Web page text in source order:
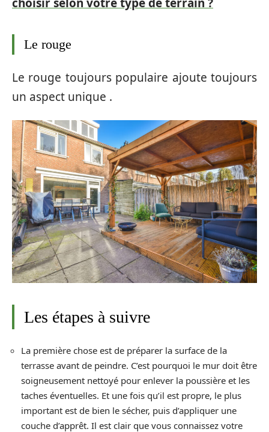
Le rouge
Le rouge toujours populaire ajoute toujours
un aspect unique .
Les étapes à suivre
La première chose est de préparer la surface de la
terrasse avant de peindre. C’est pourquoi le mur doit être
soigneusement nettoyé pour enlever la poussière et les
taches éventuelles. Et une fois qu’il est propre, le plus
important est de bien le sécher, puis d’appliquer une
couche d’apprêt. Il est clair que vous connaissez votre